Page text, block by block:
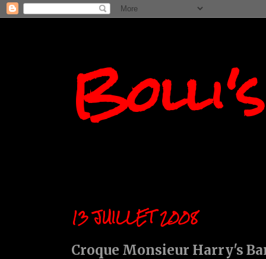
13 JUILLET 2008
Croque Monsieur Harry's